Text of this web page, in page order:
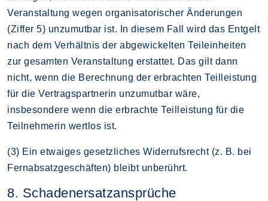
Veranstaltung wegen organisatorischer Änderungen
(Ziffer 5) unzumutbar ist. In diesem Fall wird das Entgelt
nach dem Verhältnis der abgewickelten Teileinheiten
zur gesamten Veranstaltung erstattet. Das gilt dann
nicht, wenn die Berechnung der erbrachten Teilleistung
für die Vertragspartnerin unzumutbar wäre,
insbesondere wenn die erbrachte Teilleistung für die
Teilnehmerin wertlos ist.
(3) Ein etwaiges gesetzliches Widerrufsrecht (z. B. bei
Fernabsatzgeschäften) bleibt unberührt.
8. Schadenersatzansprüche